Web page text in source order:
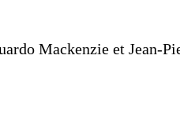
Mackenzie et Jean-